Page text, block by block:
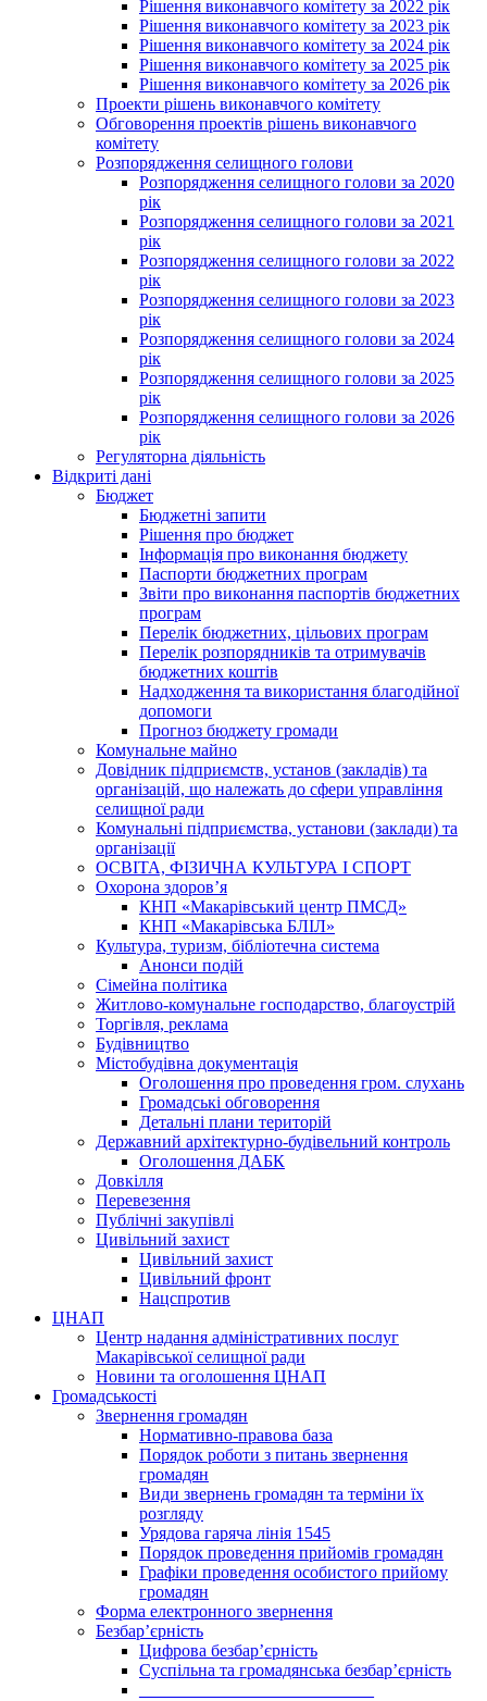
Рішення виконавчого комітету за 2022 рік
Рішення виконавчого комітету за 2023 рік
Рішення виконавчого комітету за 2024 рік
Рішення виконавчого комітету за 2025 рік
Рішення виконавчого комітету за 2026 рік
Проекти рішень виконавчого комітету
Обговорення проектів рішень виконавчого
комітету
Розпорядження селищного голови
Розпорядження селищного голови за 2020
рік
Розпорядження селищного голови за 2021
рік
Розпорядження селищного голови за 2022
рік
Розпорядження селищного голови за 2023
рік
Розпорядження селищного голови за 2024
рік
Розпорядження селищного голови за 2025
рік
Розпорядження селищного голови за 2026
рік
Регуляторна діяльність
Відкриті дані
Бюджет
Бюджетні запити
Рішення про бюджет
Інформація про виконання бюджету
Паспорти бюджетних програм
Звіти про виконання паспортів бюджетних
програм
Перелік бюджетних, цільових програм
Перелік розпорядників та отримувачів
бюджетних коштів
Надходження та використання благодійної
допомоги
Прогноз бюджету громади
Комунальне майно
Довідник підприємств, установ (закладів) та
організацій, що належать до сфери управління
селищної ради
Комунальні підприємства, установи (заклади) та
організації
ОСВІТА, ФІЗИЧНА КУЛЬТУРА І СПОРТ
Охорона здоров’я
КНП «Макарівський центр ПМСД»
КНП «Макарівська БЛІЛ»
Культура, туризм, бібліотечна система
Анонси подій
Сімейна політика
Житлово-комунальне господарство, благоустрій
Торгівля, реклама
Будівництво
Містобудівна документація
Оголошення про проведення гром. слухань
Громадські обговорення
Детальні плани територій
Державний архітектурно-будівельний контроль
Оголошення ДАБК
Довкілля
Перевезення
Публічні закупівлі
Цивільний захист
Цивільний захист
Цивільний фронт
Нацспротив
ЦНАП
Центр надання адміністративних послуг
Макарівської селищної ради
Новини та оголошення ЦНАП
Громадськості
Звернення громадян
Нормативно-правова база
Порядок роботи з питань звернення
громадян
Види звернень громадян та терміни їх
розгляду
Урядова гаряча лінія 1545
Порядок проведення прийомів громадян
Графіки проведення особистого прийому
громадян
Форма електронного звернення
Безбар’єрність
Цифрова безбар’єрність
Суспільна та громадянська безбар’єрність